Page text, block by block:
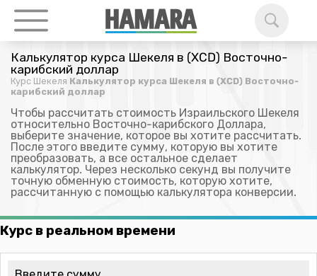
Калькулятор курса Шекеля в (XCD) Восточно-
карибский доллар
Курс Шекеля Калькулятор курса Шекеля в (XCD) Восточно-
карибский доллар
Чтобы рассчитать стоимость Израильского Шекеля
относительно Восточно-карибского Доллара,
выберите значение, которое вы хотите рассчитать.
После этого введите сумму, которую вы хотите
преобразовать, а все остальное сделает
калькулятор. Через несколько секунд вы получите
точную обменную стоимость, которую хотите,
рассчитанную с помощью калькулятора конверсии.
Курс в реальном времени